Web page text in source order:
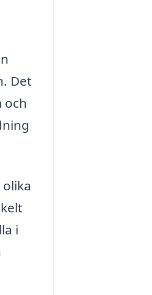
Det
och
i